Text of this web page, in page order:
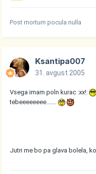
Post mortum pocula nulla
Ksantipa007
31. avgust 2005
Vsega imam poln kurac :xx!:
tebeeeeeeee.......
Jutri me bo pa glava bolela,